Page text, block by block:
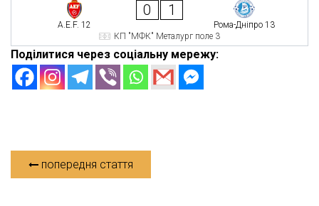
A.E.F. 12
0 1
Рома-Дніпро 13
КП "МФК" Металург поле 3
Поділитися через соціальну мережу:
попередня стаття